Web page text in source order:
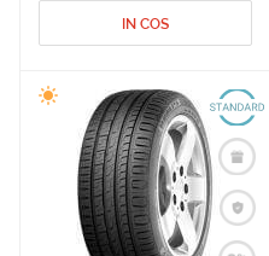
IN COS